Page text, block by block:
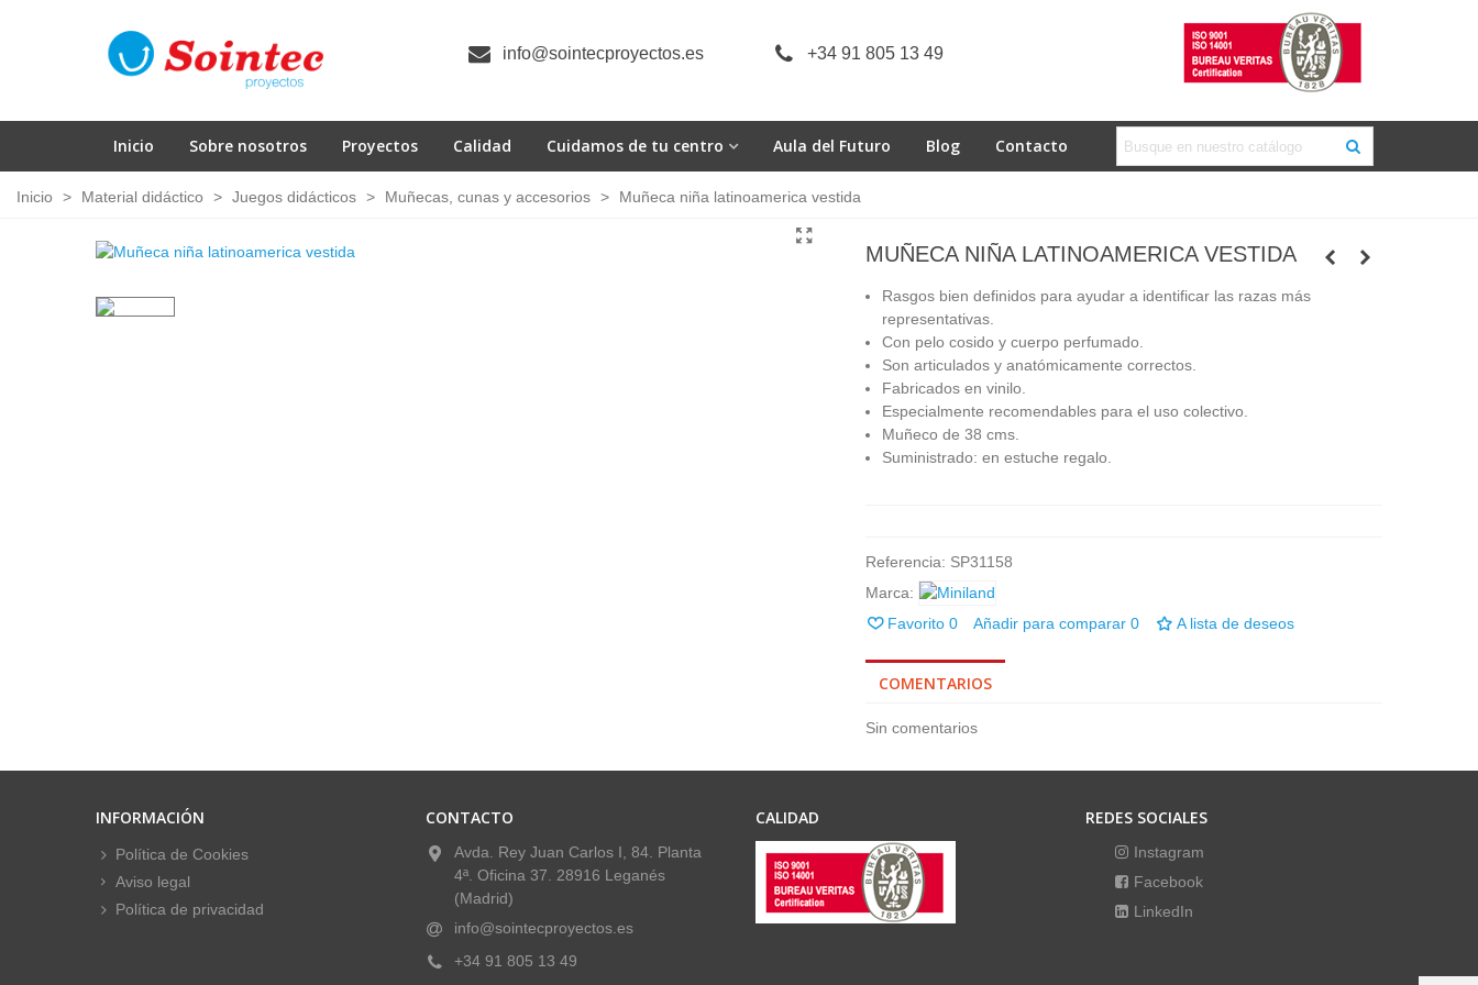
info@sointecproyectos.es +34 91 805 13 49
Inicio Sobre nosotros Proyectos Calidad Cuidamos de tu centro Aula del Futuro Blog Contacto
Inicio > Material didáctico > Juegos didácticos > Muñecas, cunas y accesorios > Muñeca niña latinoamerica vestida
MUÑECA NIÑA LATINOAMERICA VESTIDA
Rasgos bien definidos para ayudar a identificar las razas más
representativas.
Con pelo cosido y cuerpo perfumado.
Son articulados y anatómicamente correctos.
Fabricados en vinilo.
Especialmente recomendables para el uso colectivo.
Muñeco de 38 cms.
Suministrado: en estuche regalo.
Referencia: SP31158
Marca:
Favorito 0 Añadir para comparar 0 A lista de deseos
COMENTARIOS
Sin comentarios
INFORMACIÓN
Política de Cookies
Aviso legal
Política de privacidad
CONTACTO
Avda. Rey Juan Carlos I, 84. Planta
4ª. Oficina 37. 28916 Leganés
(Madrid)
info@sointecproyectos.es
+34 91 805 13 49
CALIDAD REDES SOCIALES
Instagram
Facebook
LinkedIn